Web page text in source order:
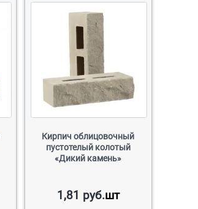
Кирпич облицовочный
пустотелый колотый
«Дикий камень»
1,81 руб.шт